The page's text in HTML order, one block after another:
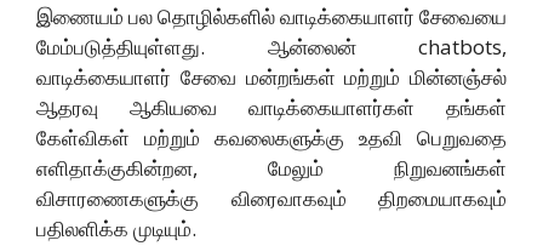
இணையம் பல தொழில்களில் வாடிக்கையாளர் சேவையை
மேம்படுத்தியுள்ளது. ஆன்லைன் chatbots,
வாடிக்கையாளர் சேவை மன்றங்கள் மற்றும் மின்னஞ்சல்
ஆதரவு ஆகியவை வாடிக்கையாளர்கள் தங்கள்
கேள்விகள் மற்றும் கவலைகளுக்கு உதவி பெறுவதை
எளிதாக்குகின்றன, மேலும் நிறுவனங்கள்
விசாரணைகளுக்கு விரைவாகவும் திறமையாகவும்
பதிலளிக்க முடியும்.